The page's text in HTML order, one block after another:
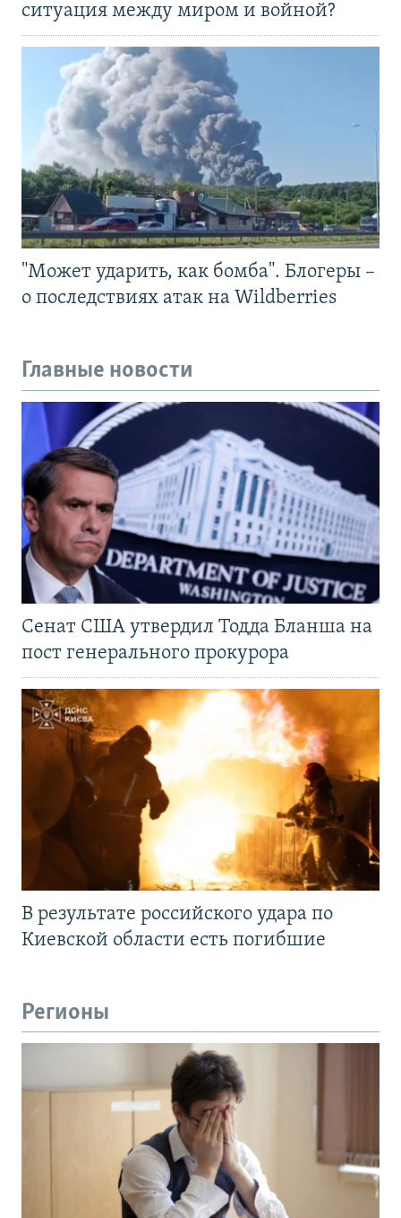
ситуация между миром и войной?
"Может ударить, как бомба". Блогеры –
о последствиях атак на Wildberries
Главные новости
Сенат США утвердил Тодда Бланша на
пост генерального прокурора
В результате российского удара по
Киевской области есть погибшие
Регионы